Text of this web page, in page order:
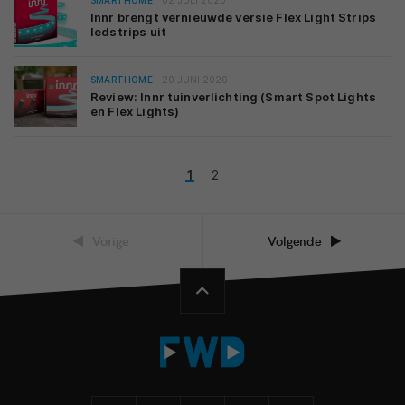
Innr brengt vernieuwde versie Flex Light Strips
ledstrips uit
SMARTHOME 20 JUNI 2020
Review: Innr tuinverlichting (Smart Spot Lights
en Flex Lights)
1 2
Volgende